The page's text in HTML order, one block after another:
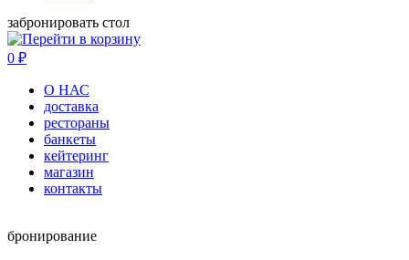
забронировать стол
0 ₽
О НАС
доставка
рестораны
банкеты
кейтеринг
магазин
контакты
бронирование